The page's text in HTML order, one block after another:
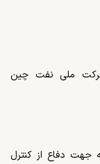
ملی نفت چین
جهت دفاع از کنترل